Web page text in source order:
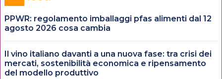
PPWR: regolamento imballaggi pfas alimenti dal 12
agosto 2026 cosa cambia
Il vino italiano davanti a una nuova fase: tra crisi dei
mercati, sostenibilità economica e ripensamento
del modello produttivo